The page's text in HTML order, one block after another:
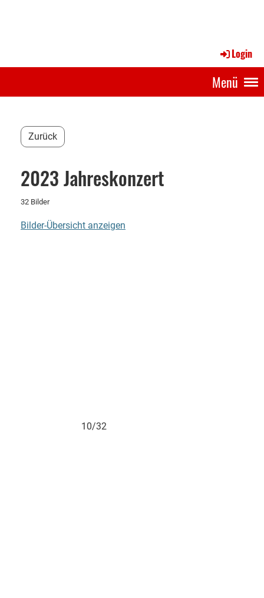
Login
Menü
Zurück
2023 Jahreskonzert
32 Bilder
Bilder-Übersicht anzeigen
10/32